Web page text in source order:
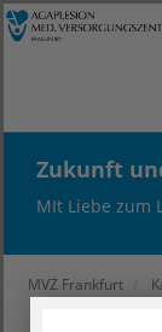
Zukunft
MIt Liebe zum
MVZ Frankfurt